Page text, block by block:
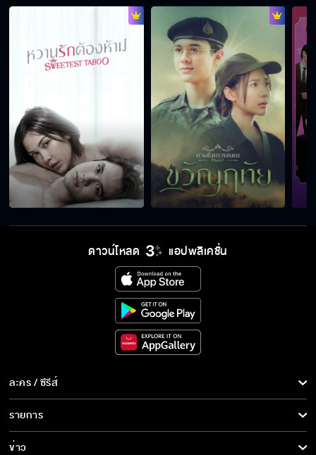
แม่สิที่ต้องผิดหวังในตัวธา
ถ้าจะอยู่กับมันก็ไม่ต้องกลับมาอีก
พี่จะต้องแฉมัน อีนี่มันลวงโลก
แค่เดินออกจากเด็กคนนั้น ชีวิตแกก็จะสงบสุขแล้ว
ไม่มีใครจริงจังกับเมียน้อยของพ่อหรอกนะ
ดาวน์โหลด แอปพลิเคชั่น
ละคร / ซีรีส์
ละคร/ซีรีส์
ซีรีส์นานาชาติ
รายการ
รายการทั้งหมด
ข่าว